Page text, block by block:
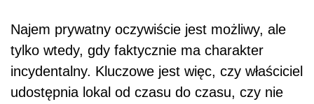
Najem prywatny oczywiście jest możliwy, ale
tylko wtedy, gdy faktycznie ma charakter
incydentalny. Kluczowe jest więc, czy właściciel
udostępnia lokal od czasu do czasu, czy nie